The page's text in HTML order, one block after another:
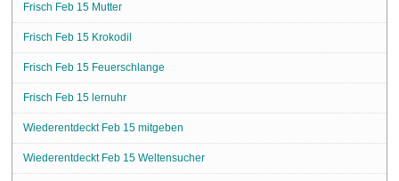
Frisch Feb 15 Mutter
Frisch Feb 15 Krokodil
Frisch Feb 15 Feuerschlange
Frisch Feb 15 lernuhr
Wiederentdeckt Feb 15 mitgeben
Wiederentdeckt Feb 15 Weltensucher